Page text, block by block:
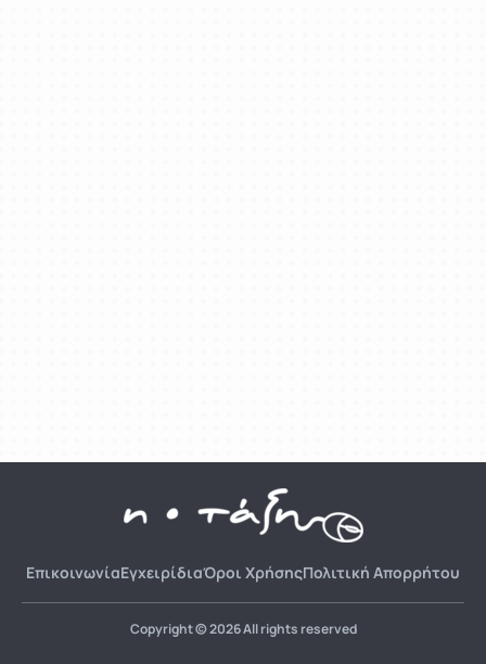
ΕπικοινωνίαΕγχειρίδιαΌροι ΧρήσηςΠολιτική Απορρήτου
Copyright © 2026 All rights reserved